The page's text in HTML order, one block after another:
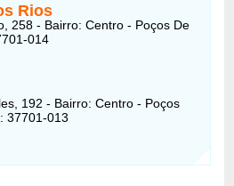
Rios
258 - Bairro: Centro - Poços De
014
192 - Bairro: Centro - Poços
37701-013